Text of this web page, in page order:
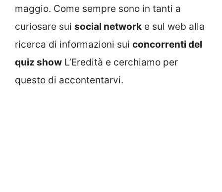
maggio. Come sempre sono in tanti a
curiosare sui social network e sul web alla
ricerca di informazioni sui concorrenti del
quiz show L’Eredità e cerchiamo per
questo di accontentarvi.